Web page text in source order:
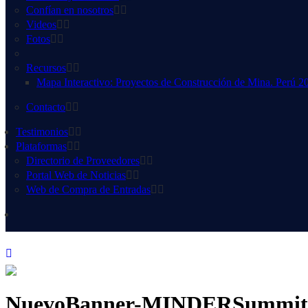
Confían en nosotros
Videos
Fotos
Recursos
Mapa Interactivo: Proyectos de Construcción de Mina. Perú
Contacto
Testimonios
Plataformas
Directorio de Proveedores
Portal Web de Noticias
Web de Compra de Entradas